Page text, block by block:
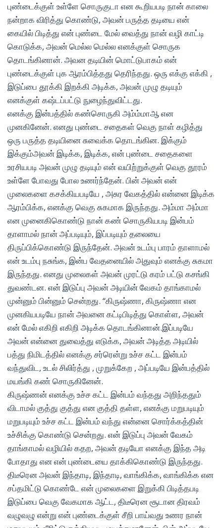
புண்டைக்குள் உள்ளே சொருகுடா என கூறியபடி நான் காலை
நன்றாக விரித்து கொண்டு, அவன் பருத்த தடியை என்
கையில் பிடித்து என் புண்டை மேல் வைத்து நான் வழி காட்டி
கொடுக்க, அவன் மெல்ல மெல்ல எனக்குள் சொருக
தொடங்கினான். அவன தடியின் மொட்டுபாகம் என்
புண்டைக்குள் புக ஆரம்பித்தது தெரிந்தது. ஒரு எக்கு எக்கி ,
இடுப்பை தூக்கி இறக்கி அடிக்க, அவன் முழு தடியும்
எனக்குள் கஷ்டப்பட்டு நுழைந்துவிட்டது.
எனக்கு இன்பத்தில் கண்சொருகி அம்ம்மாஆ என
முனகினேன். எனது புண்டை சதைகள் வெகு நாள் கழித்து
ஒரு பருத்த தடியினை சுவைக்க தொடங்கின. இக்கும்
இக்கும்அவன் இடிக்க, இடிக்க, என் புண்டை சதைகளை
உரசியபடி அவன் முழு தடியும் என் வயிற்றுக்குள் வெகு தூரம்
உள்ளே போவது போல உணர்ந்தேன். பின் அவன் என்
முலைகளை கசக்கியபடியே , அசுர வேகத்தில் என்னை இடிக்க
ஆரம்பிக்க, எனக்கு வெகு சுகமாக இருந்தது. அம்மா அம்மா
என முனைகிகொண்டு நான் கண் சொருகியபடி இன்பம்
தாளாமல் நான் அப்படியும், இப்படியும் தலையை
திருப்பிக்கொண்டு இருந்தேன். அவன் உடம்பு பாரம் தாளாமல்
என் உடம்பு நசுங்க, இன்ப வேதனையில் அதுவும் எனக்கு சுகமா
இருந்தது. எனது முலைகள் அவன் முரட்டு கரம் பட்டு கசங்கி
துவண்டன. என் இடுப்பு அவன் அடியின் வேகம் தாங்காமல்
முன்னும் பின்னும் சென்றது. “கிருஷ்ணா, கிருஷ்ணா என
முனகியபடியே நான் அவனை கட்டிபிடித்து கொள்ள, அவன்
என் மேல் எகிறி எகிறி அடிக்க தொடங்கினான்.இப்படியே
அவன் என்னை துவைத்து எடுக்க, அவன் அடித்த அடியில்
பத்து நிமிடத்தில் எனக்கு சர்ரென்று உச்ச கட்ட இன்பம்
வந்துவிட, உடல் சிலிர்த்து , முறுக்கேற , அப்படியே இன்பத்தில்
மயங்கி கண் சொருகினேன்.
கிருஷ்ணன் எனக்கு உச்ச கட்ட இன்பம் வந்தது அறிந்ததும்
விடாமல் குத்து குத்து என குத்தி தள்ள, எனக்கு மறுபடியும்
மறுபடியும் உச்ச கட்ட இன்பம் வந்து என்னை சொர்க்கத்தின்
உச்சிக்கு கொண்டு சென்றது. என் இடுப்பு அவன் வேகம்
தாங்காமல் வழியில் கதற, அவன் தடியோ எனக்கு இந்த அடி
போதாது என என் புண்டையை தாக்கிகொண்டு இருந்தது.
திடீரென அவன் இந்தாடி, இந்தாடி, வாங்கிக்க, வாங்கிக்க என
சப்தமிட்டு கொண்டே என் முலைகளை இறுக்கி பிடித்தபடி
இடுப்பை வெகு வேகமாக ஆட்ட, திடீரென சூடான திரவம்
வழுவழு என்று என் புண்டைக்குள் சீறி பாய்வது உணர நான்